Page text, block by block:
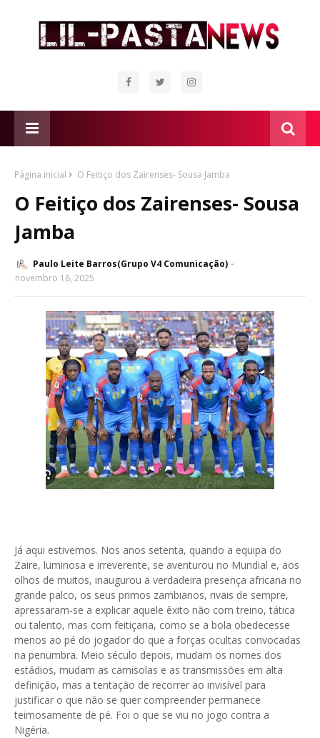
Página inicial O Feitiço dos Zairenses- Sousa Jamba
O Feitiço dos Zairenses- Sousa
Jamba
Paulo Leite Barros(Grupo V4 Comunicação)
novembro 18, 2025
Já aqui estivemos. Nos anos setenta, quando a equipa do
Zaire, luminosa e irreverente, se aventurou no Mundial e, aos
olhos de muitos, inaugurou a verdadeira presença africana no
grande palco, os seus primos zambianos, rivais de sempre,
apressaram-se a explicar aquele êxito não com treino, tática
ou talento, mas com feitiçaria, como se a bola obedecesse
menos ao pé do jogador do que a forças ocultas convocadas
na penumbra. Meio século depois, mudam os nomes dos
estádios, mudam as camisolas e as transmissões em alta
definição, mas a tentação de recorrer ao invisível para
justificar o que não se quer compreender permanece
teimosamente de pé. Foi o que se viu no jogo contra a
Nigéria.